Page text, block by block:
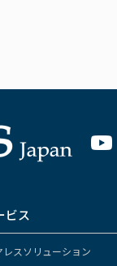
ビス
レスソリューション